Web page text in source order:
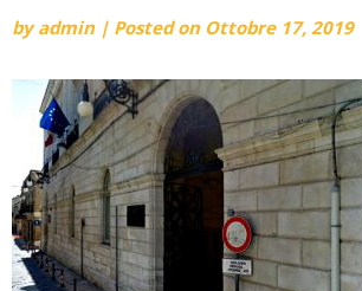
byadmin | Posted on Ottobre 17, 2019